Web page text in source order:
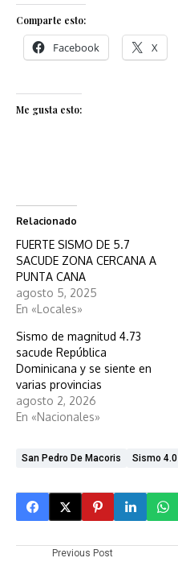
Comparte esto:
Facebook X
Me gusta esto:
Relacionado
FUERTE SISMO DE 5.7
SACUDE ZONA CERCANA A
PUNTA CANA
agosto 5, 2025
En «Locales»
Sismo de magnitud 4.73
sacude República
Dominicana y se siente en
varias provincias
agosto 2, 2026
En «Nacionales»
San Pedro De Macoris Sismo 4.0
Previous Post